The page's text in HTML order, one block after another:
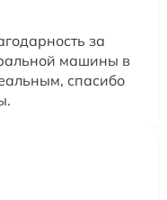
за
машины в
спасибо